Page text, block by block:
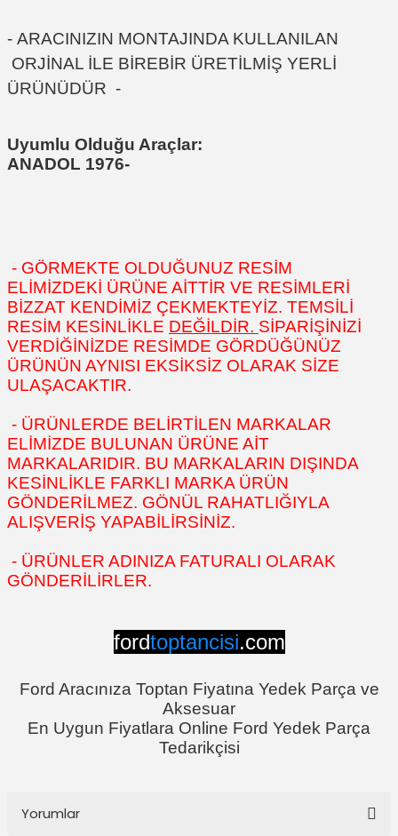
- ARACINIZIN MONTAJINDA KULLANILAN
ORJİNAL İLE BİREBİR ÜRETİLMİŞ YERLİ
ÜRÜNÜDÜR -
Uyumlu Olduğu Araçlar:
ANADOL 1976-
- GÖRMEKTE OLDUĞUNUZ RESİM
ELİMİZDEKİ ÜRÜNE AİTTİR VE RESİMLERİ
BİZZAT KENDİMİZ ÇEKMEKTEYİZ. TEMSİLİ
RESİM KESİNLİKLE DEĞİLDİR. SİPARİŞİNİZİ
VERDİĞİNİZDE RESİMDE GÖRDÜĞÜNÜZ
ÜRÜNÜN AYNISI EKSİKSİZ OLARAK SİZE
ULAŞACAKTIR.
- ÜRÜNLERDE BELİRTİLEN MARKALAR
ELİMİZDE BULUNAN ÜRÜNE AİT
MARKALARIDIR. BU MARKALARIN DIŞINDA
KESİNLİKLE FARKLI MARKA ÜRÜN
GÖNDERİLMEZ. GÖNÜL RAHATLIĞIYLA
ALIŞVERİŞ YAPABİLİRSİNİZ.
- ÜRÜNLER ADINIZA FATURALI OLARAK
GÖNDERİLİRLER.
fordtoptancisi.com
Ford Aracınıza Toptan Fiyatına Yedek Parça ve
Aksesuar
En Uygun Fiyatlara Online Ford Yedek Parça
Tedarikçisi
Yorumlar